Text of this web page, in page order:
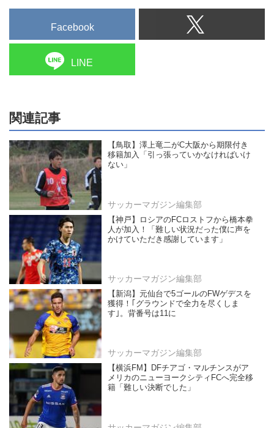
Facebook
LINE
関連記事
【鳥取】澤上竜二がC大阪から期限付き
移籍加入「引っ張っていかなければいけ
ない」
サッカーマガジン編集部
【神戸】ロシアのFCロストフから橋本拳
人が加入！「難しい状況だった僕に声を
かけていただき感謝しています」
サッカーマガジン編集部
【新潟】元仙台で5ゴールのFWゲデスを
獲得！｢グラウンドで全力を尽くしま
す｣。背番号は11に
サッカーマガジン編集部
【横浜FM】DFチアゴ・マルチンスがア
メリカのニューヨークシティFCへ完全移
籍「難しい決断でした」